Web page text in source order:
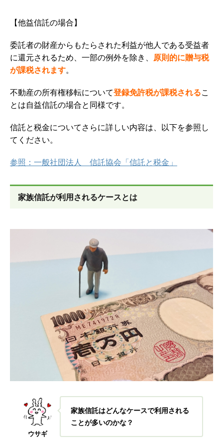
【他益信託の場合】
委託者の財産からもたらされた利益が他人である受益者
に還元されるため、一部の例外を除き、
原則的に贈与税
が課税されます。
不動産の所有権移転について登録免許税が課税されるこ
とは自益信託の場合と同様です。
信託と税金についてさらに詳しい内容は、以下を参照し
てください。
参照：一般社団法人 信託協会「信託と税金」
家族信託が利用されるケースとは
ウサギ
家族信託はどんなケースで利用される
ことが多いのかな？